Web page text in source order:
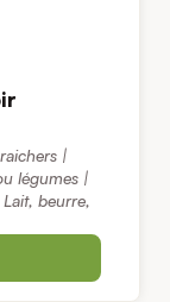
|
légumes |
beurre,